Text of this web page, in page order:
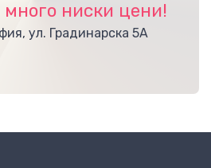
ниски цени!
ул. Градинарска 5А